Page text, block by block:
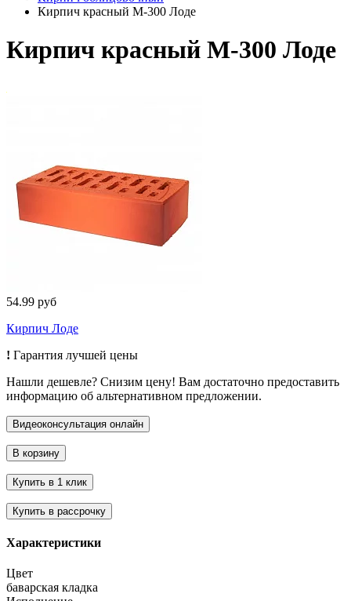
Кирпич красный М-300 Лоде
Кирпич красный М-300 Лоде
54.99 руб
Кирпич Лоде
! Гарантия лучшей цены
Нашли дешевле? Снизим цену! Вам достаточно предоставить
информацию об альтернативном предложении.
Характеристики
Цвет
баварская кладка